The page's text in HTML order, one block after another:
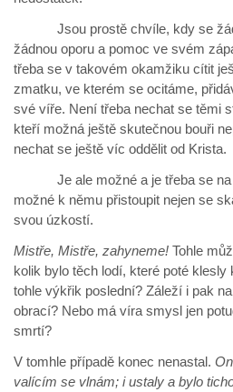
Jsou prostě chvíle, kdy se
žádnou oporu a pomoc ve svém
třeba se v takovém okamžiku cítit
zmatku, ve kterém se ocitáme,
své víře. Není třeba nechat se těmi
kteří možná ještě skutečnou bouři
nechat se ještě víc oddělit od Krista.
Je ale možné a je třeba se na
možné k němu přistoupit nejen se
svou úzkostí.
Mistře, Mistře, zahyneme! Tohle
kolik bylo těch lodí, které poté klesly
tohle výkřik poslední? Záleží i pak
obrací? Nebo má víra smysl jen
smrtí?
V tomhle případě konec nenastal.
valícím se vlnám; i ustaly a bylo